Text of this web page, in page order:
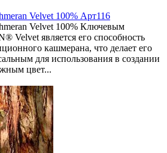
Velvet 100% Арт116
Velvet 100% Ключевым
Velvet является его способность
кашмерана, что делает его
для использования в создании
цвет...